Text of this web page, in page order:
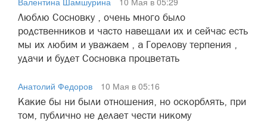
Люблю Сосновку , очень много было
родственников и часто навещали их и сейчас есть
мы их любим и уважаем , а Горелову терпения ,
удачи и будет Сосновка процветать
Анатолий Федоров
10 Мая в 05:16
Какие бы ни были отношения, но оскорблять, при
том, публично не делает чести никому